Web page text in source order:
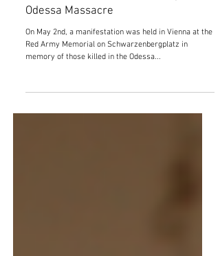
May 2nd: Manifestation to
commemorate the anniversary of the
Odessa Massacre
memory of those killed in the Odessa...